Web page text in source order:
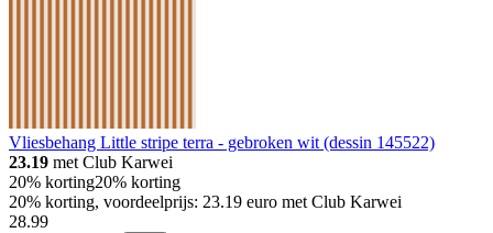
Vliesbehang Little stripe terra - gebroken wit (dessin 145522)
23.19 met Club Karwei
20% korting20% korting
20% korting, voordeelprijs: 23.19 euro met Club Karwei
28.99